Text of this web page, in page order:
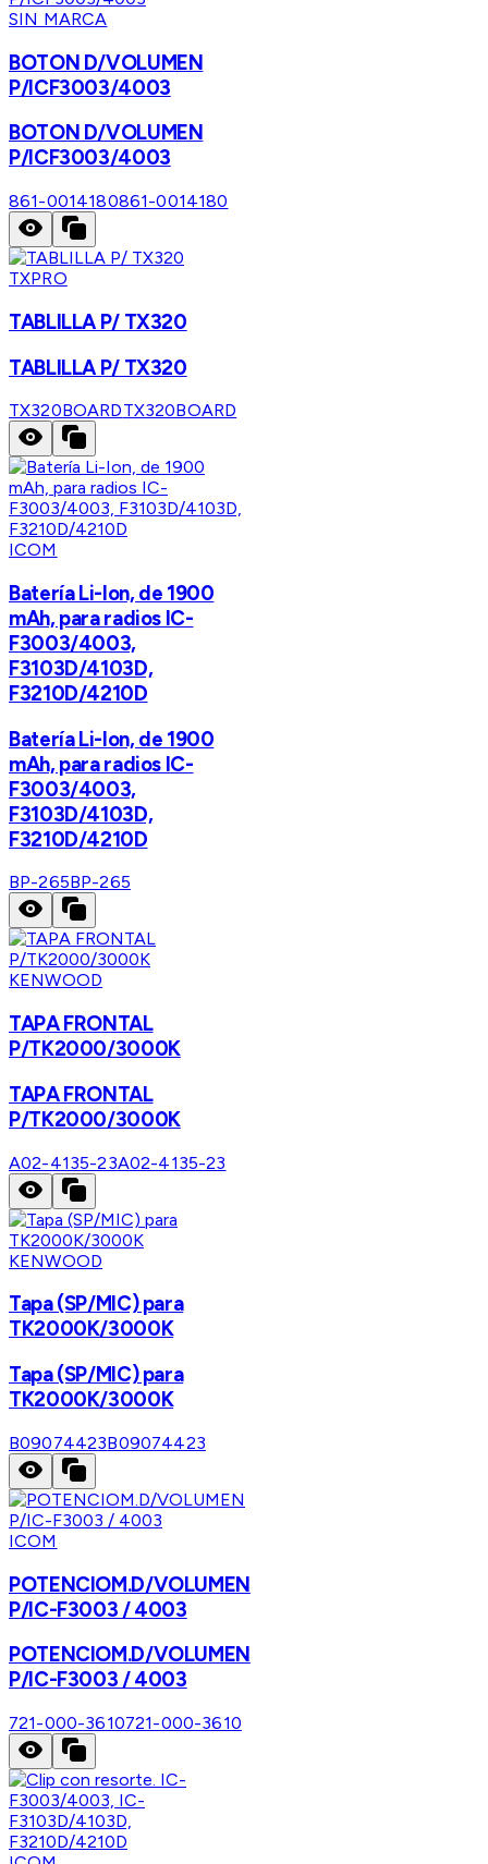
SIN MARCA
BOTON D/VOLUMEN
P/ICF3003/4003
BOTON D/VOLUMEN
P/ICF3003/4003
861-0014180861-0014180
TXPRO
TABLILLA P/ TX320
TABLILLA P/ TX320
TX320BOARDTX320BOARD
ICOM
Batería Li-Ion, de 1900
mAh, para radios IC-
F3003/4003,
F3103D/4103D,
F3210D/4210D
Batería Li-Ion, de 1900
mAh, para radios IC-
F3003/4003,
F3103D/4103D,
F3210D/4210D
BP-265BP-265
KENWOOD
TAPA FRONTAL
P/TK2000/3000K
TAPA FRONTAL
P/TK2000/3000K
A02-4135-23A02-4135-23
KENWOOD
Tapa (SP/MIC) para
TK2000K/3000K
Tapa (SP/MIC) para
TK2000K/3000K
B09074423B09074423
ICOM
POTENCIOM.D/VOLUMEN
P/IC-F3003 / 4003
POTENCIOM.D/VOLUMEN
P/IC-F3003 / 4003
721-000-3610721-000-3610